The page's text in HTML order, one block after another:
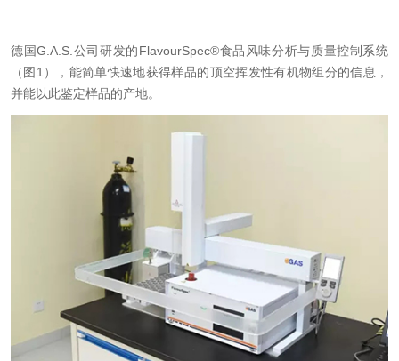
德国G.A.S.公司研发的FlavourSpec®食品风味分析与质量控制系统
（图 1），能简单快速地获得样品的顶空挥发性有机物组分的信息，
并能以此鉴定样品的产地。